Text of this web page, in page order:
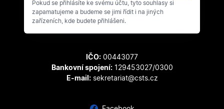
Český svaz tanečního sportu
Zátopkova 100/2
169 00 Praha 6 - Břevnov
IČO: 00443077
Bankovní spojení:129453027/0300
E-mail:sekretariat@csts.cz
Pokud se přihlásíte ke svému účtu, tyto souhlasy si
zapamatujeme a budeme se jimi řídit i na jiných
zařízeních, kde budete přihlášeni.